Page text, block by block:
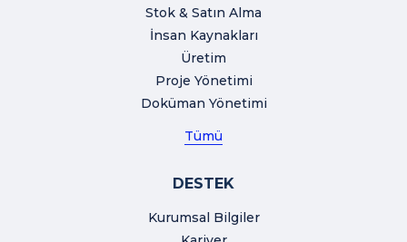
Stok & Satın Alma
İnsan Kaynakları
Üretim
Proje Yönetimi
Doküman Yönetimi
Tümü
DESTEK
Kurumsal Bilgiler